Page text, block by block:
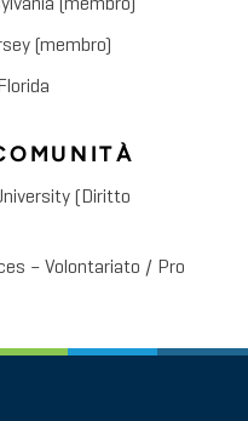
(membro)
(membro)
(Diritto
– Volontariato / Pro